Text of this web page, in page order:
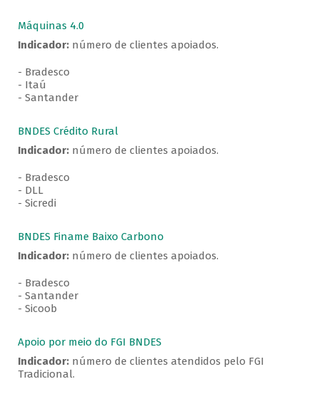
Máquinas 4.0
Indicador: número de clientes apoiados.
- Bradesco
- Itaú
- Santander
BNDES Crédito Rural
Indicador: número de clientes apoiados.
- Bradesco
- DLL
- Sicredi
BNDES Finame Baixo Carbono
Indicador:número de clientes apoiados.
- Bradesco
- Santander
- Sicoob
Apoio por meio do FGI BNDES
Indicador:número de clientes atendidos pelo FGI
Tradicional.